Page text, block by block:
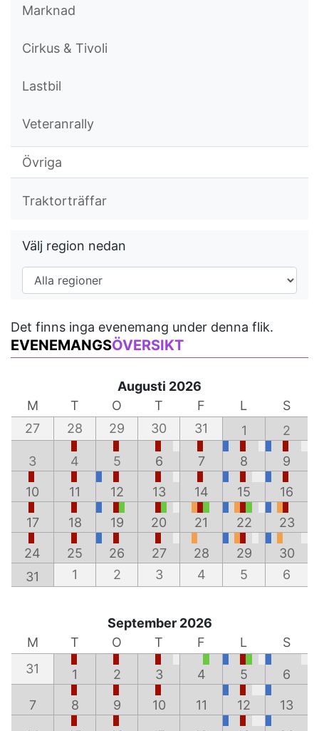
Marknad
Cirkus & Tivoli
Lastbil
Veteranrally
Övriga
Traktorträffar
Välj region nedan
Det finns inga evenemang under denna flik.
EVENEMANGSÖVERSIKT
Augusti 2026
M
T O T F L
S
27
28 29 30 31 1 2
3 4 5 6 7 8 9
10 11 12 13 14 15 16
17 18 19 20 21 22 23
24 25 26 27 28 29
30
31
1 2 3 4 5 6
September 2026
M
T O T F L
S
31
1 2 3 4 5 6
7 8 9 10 11 12 13